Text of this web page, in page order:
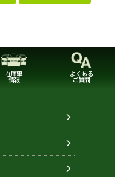
在庫車
情報
よくある
ご質問